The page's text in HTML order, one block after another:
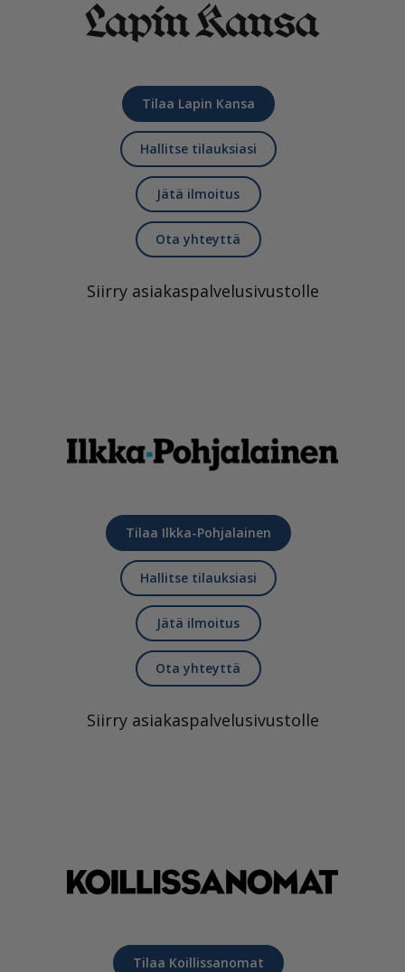
Tilaa Lapin Kansa
Hallitse tilauksiasi
Jätä ilmoitus
Ota yhteyttä
Siirry asiakaspalvelusivustolle
Tilaa Ilkka-Pohjalainen
Hallitse tilauksiasi
Jätä ilmoitus
Ota yhteyttä
Siirry asiakaspalvelusivustolle
Tilaa Koillissanomat